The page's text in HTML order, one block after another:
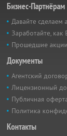
Бизнес-Партнёрам
Давайте сделаем
Заработайте, как
Прошедшие акции
Документы
Агентский
Лицензионный
Публичная
Политика
Контакты